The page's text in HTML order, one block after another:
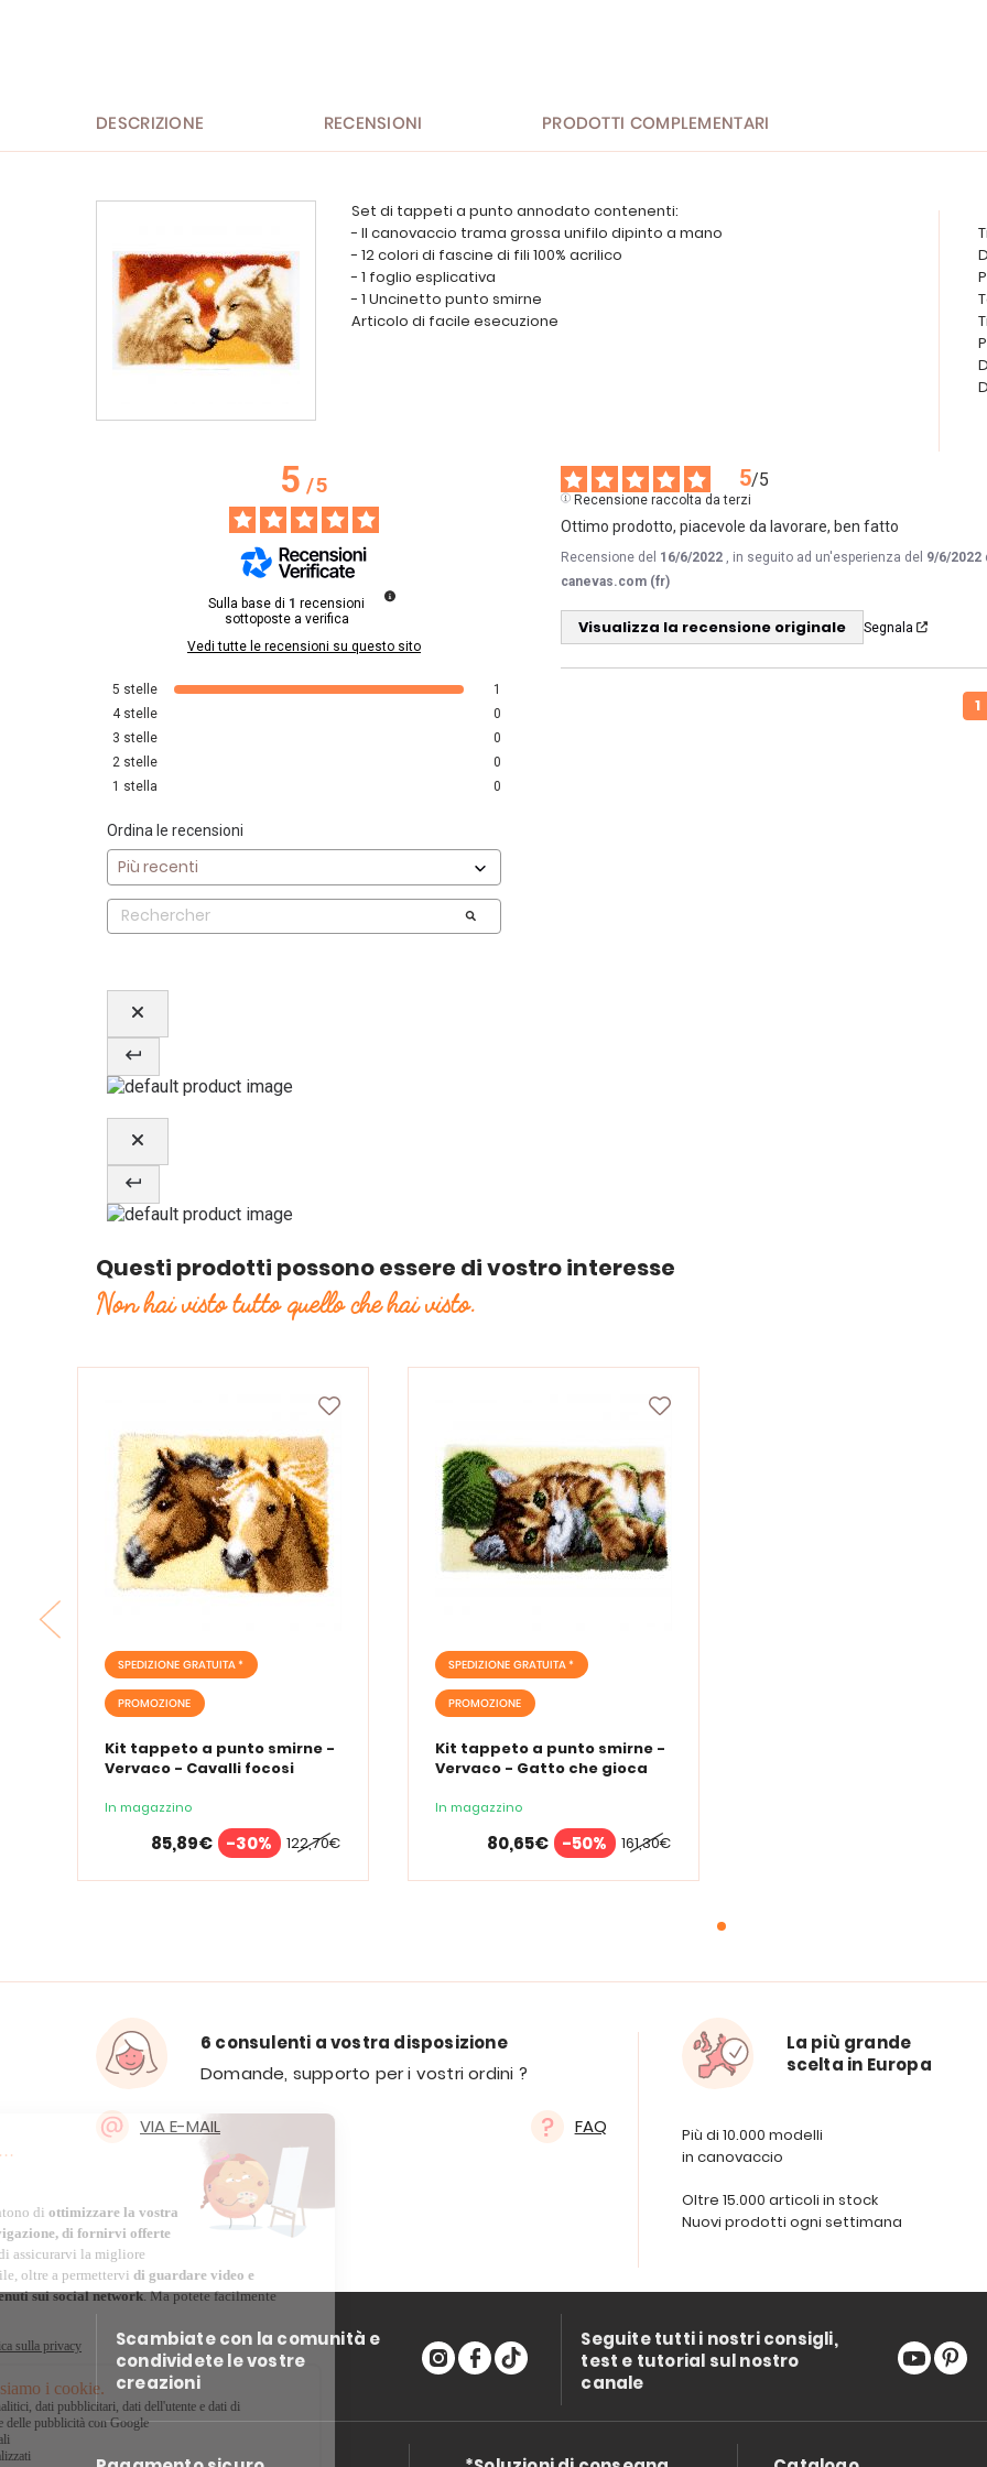
DESCRIZIONE RECENSIONI PRODOTTI COMPLEMENTARI
Set di tappeti a punto annodato contenenti:
- Il canovaccio trama grossa unifilo dipinto a mano
- 12 colori di fascine di fili 100% acrilico
- 1 foglio esplicativa
- 1 Uncinetto punto smirne
Articolo di facile esecuzione
5/5
Sulla base di 1 recensioni
sottoposte a verifica
Vedi tutte le recensioni su questo sito
5 stelle
1
4 stelle
0
3 stelle
0
2 stelle
0
1 stella 0
Ordina le recensioni
5/5
Recensione raccolta da terzi
Ottimo prodotto, piacevole da lavorare, ben fatto
Recensione del 16/6/2022 , in seguito ad un'esperienza del 9/6/2022
canevas.com (fr)
Visualizza la recensione originale Segnala
1
Questi prodotti possono essere di vostro interesse
Non hai visto tutto quello che hai visto.
SPEDIZIONE GRATUITA *
PROMOZIONE
Kit tappeto a punto smirne -
Vervaco - Cavalli focosi
In magazzino
122,70€
85,89€ -30%
SPEDIZIONE GRATUITA *
PROMOZIONE
Kit tappeto a punto smirne -
Vervaco - Gatto che gioca
In magazzino
161,30€
80,65€ -50%
6 consulenti a vostra disposizione
Domande, supporto per i vostri ordini ?
VIA E-MAIL FAQ
La più grande
scelta in Europa
Più di 10.000 modelli
in canovaccio
Oltre 15.000 articoli in stock
Nuovi prodotti ogni settimana
Scambiate con la comunità e
condividete le vostre
creazioni
Seguite tutti i nostri consigli,
test e tutorial sul nostro
canale